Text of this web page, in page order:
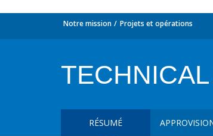
Notre mission Projets et opérations
RÉSUMÉ